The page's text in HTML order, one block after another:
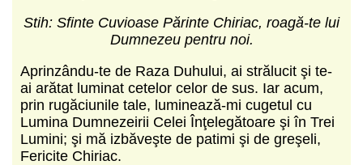
Stih: Sfinte Cuvioase Părinte Chiriac, roagă-te lui
Dumnezeu pentru noi.
Aprinzându-te de Raza Duhului, ai strălucit şi te-
ai arătat luminat cetelor celor de sus. Iar acum,
prin rugăciunile tale, luminează-mi cugetul cu
Lumina Dumnezeirii Celei Înţelegătoare şi în Trei
Lumini; şi mă izbăveşte de patimi şi de greşeli,
Fericite Chiriac.